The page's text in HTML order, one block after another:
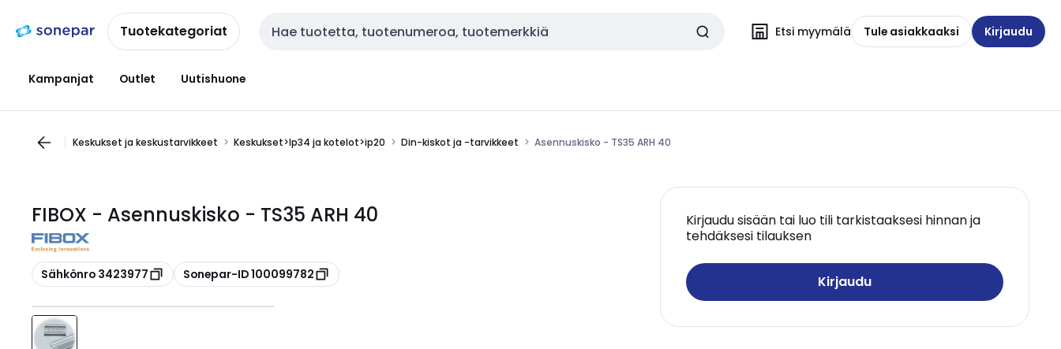
navigointiinsisältöönTuotekategoriat Haku Etsi myymälä Tule asiakkaaksi Kirjaudu
Kampanjat Outlet Uutishuone
Keskukset ja keskustarvikkeet Keskukset>Ip34 ja kotelot>ip20 Din-kiskot ja -tarvikkeet Asennuskisko - TS35 ARH 40
FIBOX - Asennuskisko - TS35 ARH 40
Kopioi
Sähkönro 3423977 Kopioi
Sonepar-ID 100099782
Kirjaudu sisään tai luo tili tarkistaaksesi hinnan ja
tehdäksesi tilauksen
Kirjaudu